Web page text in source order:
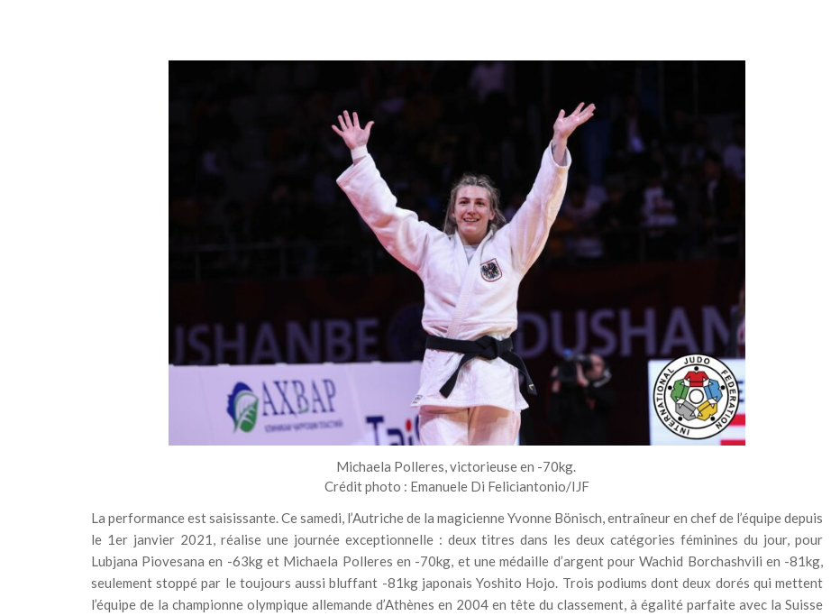
Michaela Polleres, victorieuse en -70kg.
Crédit photo : Emanuele Di Feliciantonio/IJF
La performance est saisissante. Ce samedi, l’Autriche de la magicienne Yvonne Bönisch, entraîneur en chef de l’équipe depuis
le 1er janvier 2021, réalise une journée exceptionnelle : deux titres dans les deux catégories féminines du jour, pour
Lubjana Piovesana en -63kg et Michaela Polleres en -70kg, et une médaille d’argent pour Wachid Borchashvili en -81kg,
seulement stoppé par le toujours aussi bluffant -81kg japonais Yoshito Hojo. Trois podiums dont deux dorés qui mettent
l’équipe de la championne olympique allemande d’Athènes en 2004 en tête du classement, à égalité parfaite avec la Suisse